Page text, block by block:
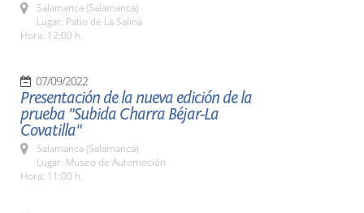
Salamanca (Salamanca)
Lugar: Patio de La Salina
Hora: 12:00 h.
07/09/2022
Presentación de la nueva edición de la
prueba "Subida Charra Béjar-La
Covatilla"
Salamanca (Salamanca)
Lugar: Museo de Automoción
Hora: 11:00 h.